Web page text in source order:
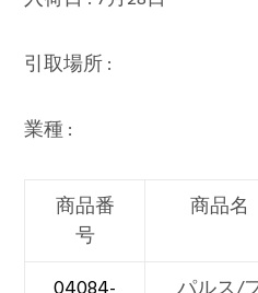
引取場所 :
業種 :
商品番
号
商品名